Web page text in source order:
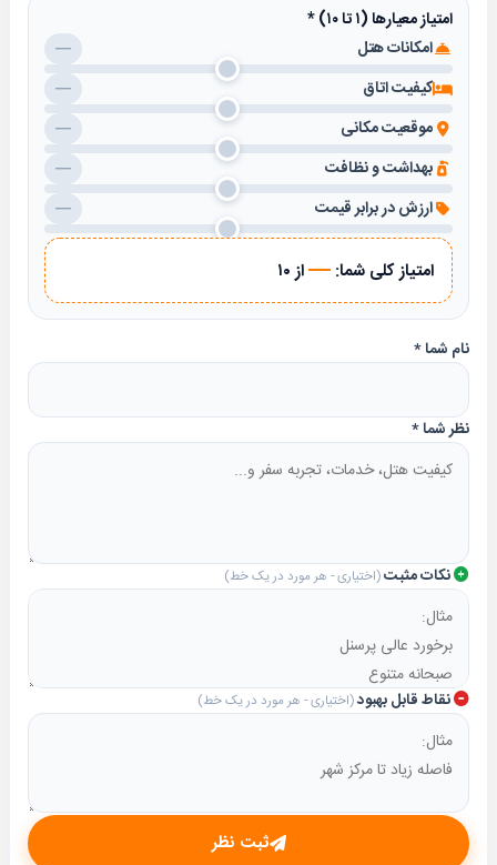
نام شما*
نظر شما*
نکات مثبت(اختیاری - هر مورد در یک خط)
نقاط قابل بهبود(اختیاری - هر مورد در یک خط)
ثبت نظر
امتیاز معیارها (۱ تا ۱۰)
*
امکانات هتل
—
کیفیت اتاق
—
موقعیت مکانی
—
بهداشت و نظافت
—
ارزش در برابر قیمت
—
امتیاز کلی شما: —از ۱۰